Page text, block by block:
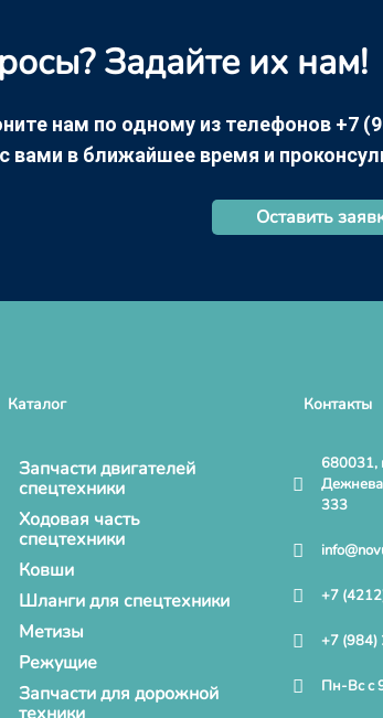
Задайте их нам!
нам по одному из телефонов +7
вами в ближайшее время и
Оставить
Каталог
Запчасти двигателей
спецтехники
Ходовая часть
спецтехники
Ковши
Шланги для спецтехники
Метизы
Режущие
Запчасти для дорожной
Контакты
680031,
333
+7
+7
Пн-Вс с